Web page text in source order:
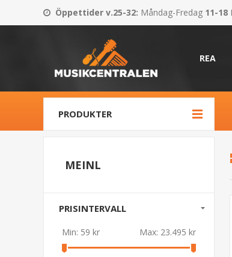
Öppettider v.25-32: Måndag-Fredag 11-18
REA
PRODUKTER
MEINL
PRISINTERVALL
Min: 59 kr Max: 23.495 kr